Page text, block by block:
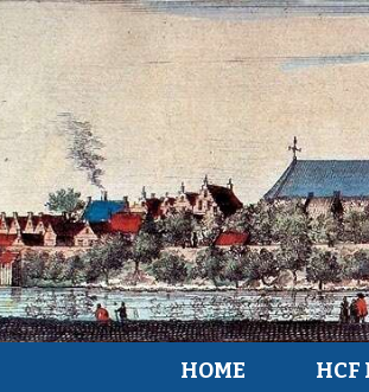
HOME HCF